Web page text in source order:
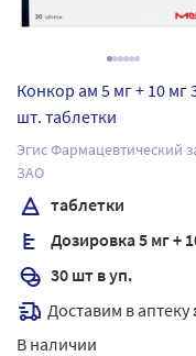
Конкор ам 5 мг + 10 мг
шт. таблетки
Эгис Фармацевтический
ЗАО
таблетки
Дозировка 5 мг +
30 шт в уп.
Доставим в аптеку
В наличии